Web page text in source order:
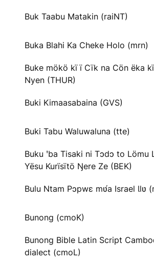
Buk Taabu Matakin (raiNT)
Buka Blahi Ka Cheke Holo (mrn)
Buke mökö kï ï Cïk na Cön ëka
Nyen (THUR)
Buki Kimaasabaina (GVS)
Buki Tabu Waluwaluna (tte)
Buku ꞌba Tisaki ni Tɔdɔ to Lömu
Yësu Kurïsïtö Ŋere Ze (BEK)
Bulu Ntam Pɔpwɛ mʋ́a Israel Ɩlʋ
Bunong (cmoK)
Bunong Bible Latin Script
dialect (cmoL)